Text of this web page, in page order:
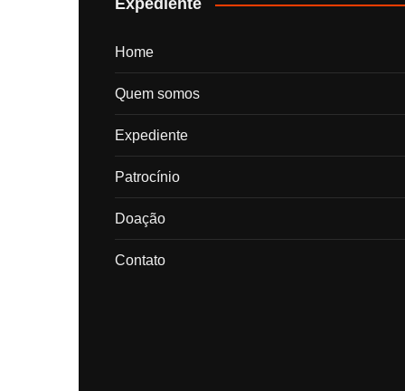
Expediente
Home
Quem somos
Expediente
Patrocínio
Doação
Contato